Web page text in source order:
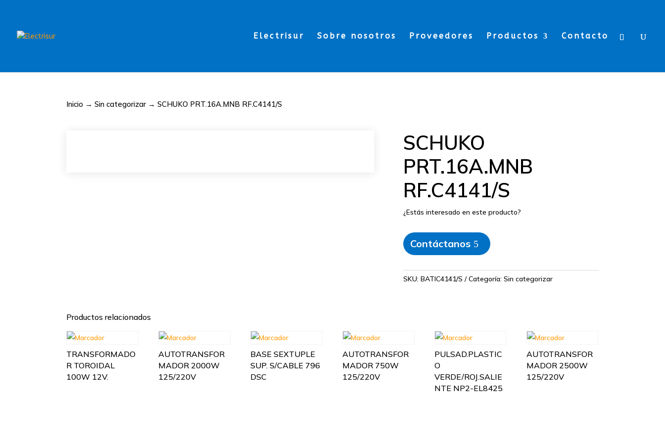
Electrisur Sobre nosotros Proveedores Productos Contacto
Inicio →Sin categorizar → SCHUKO PRT.16A.MNB RF.C4141/S
SCHUKO
PRT.16A.MNB
RF.C4141/S
¿Estás interesado en este producto?
Contáctanos
SKU: BATIC4141/S Categoría: Sin categorizar
Productos relacionados
TRANSFORMADO
R TOROIDAL
100W 12V.
AUTOTRANSFOR
MADOR 2000W
125/220V
BASE SEXTUPLE
SUP. S/CABLE 796
DSC
AUTOTRANSFOR
MADOR 750W
125/220V
PULSAD.PLASTIC
O
VERDE/ROJ.SALIE
NTE NP2-EL8425
AUTOTRANSFOR
MADOR 2500W
125/220V